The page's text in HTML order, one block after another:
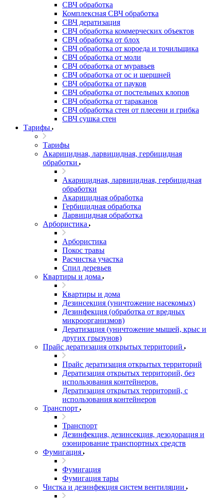
СВЧ обработка
Комплексная СВЧ обработка
СВЧ дератизация
СВЧ обработка коммерческих объектов
СВЧ обработка от блох
СВЧ обработка от короеда и точильщика
СВЧ обработка от моли
СВЧ обработка от муравьев
СВЧ обработка от ос и шершней
СВЧ обработка от пауков
СВЧ обработка от постельных клопов
СВЧ обработка от тараканов
СВЧ обработка стен от плесени и грибка
СВЧ сушка стен
Тарифы
Тарифы
Акарицидная, ларвицидная, гербицидная
обработки
Акарицидная, ларвицидная, гербицидная
обработки
Акарицидная обработка
Гербицидная обработка
Ларвицидная обработка
Арбористика
Арбористика
Покос травы
Расчистка участка
Спил деревьев
Квартиры и дома
Квартиры и дома
Дезинсекция (уничтожение насекомых)
Дезинфекция (обработка от вредных
микроорганизмов)
Дератизация (уничтожение мышей, крыс и
других грызунов)
Прайс дератизация открытых территорий
Прайс дератизация открытых территорий
Дератизация открытых территорий, без
использования контейнеров.
Дератизация открытых территорий, с
использования контейнеров
Транспорт
Транспорт
Дезинфекция, дезинсекция, дезодорация и
озонирование транспортных средств
Фумигация
Фумигация
Фумигация тары
Чистка и дезинфекция систем вентиляции